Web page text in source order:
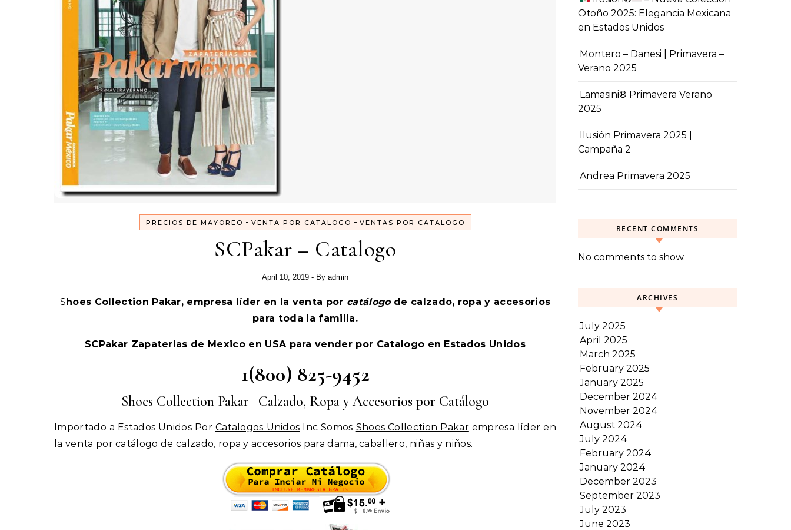
PRECIOS DE MAYOREO - VENTA POR CATALOGO - VENTAS POR CATALOGO
SCPakar – Catalogo
April 10, 2019 - By admin
Shoes Collection Pakar, empresa líder en la venta por catálogode calzado, ropa y accesorios
para toda la familia.
SCPakar Zapaterias de Mexico en USA para vender por Catalogo en Estados Unidos
1(800) 825-9452
Shoes Collection Pakar | Calzado, Ropa y Accesorios por Catálogo
Importado a Estados Unidos Por Catalogos Unidos Inc Somos Shoes Collection Pakarempresa líder en
la venta por catálogo de calzado, ropa y accesorios para dama, caballero, niñas y niños.
Otoño 2025: Elegancia Mexicana
en Estados Unidos
Montero – Danesi | Primavera –
Verano 2025
Lamasini® Primavera Verano
2025
Ilusión Primavera 2025 |
Campaña 2
Andrea Primavera 2025
RECENT COMMENTS
No comments to show.
ARCHIVES
July 2025
April 2025
March 2025
February 2025
January 2025
December 2024
November 2024
August 2024
July 2024
February 2024
January 2024
December 2023
September 2023
July 2023
June 2023